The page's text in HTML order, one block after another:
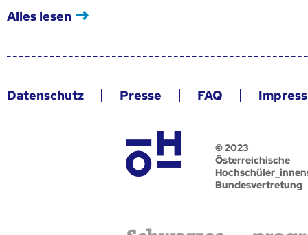
Alles lesen
Datenschutz Presse FAQ
© 2023
Österreichische
Bundesvertretung